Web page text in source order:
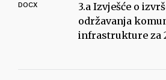
DOCX
3.a Izvješće o
održavanja
infrastrukture za